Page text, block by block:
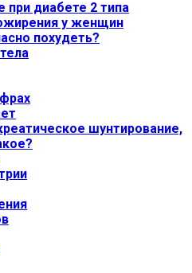
при диабете 2 типа
у женщин
похудеть?
шунтирование,